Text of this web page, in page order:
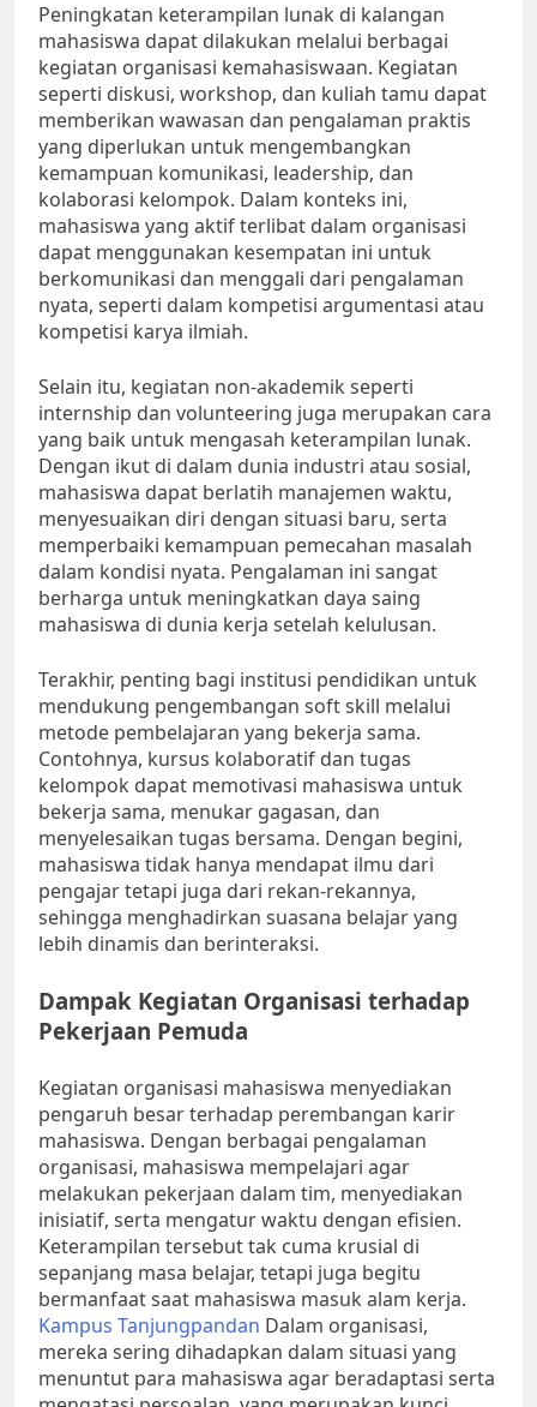
Peningkatan keterampilan lunak di kalangan
mahasiswa dapat dilakukan melalui berbagai
kegiatan organisasi kemahasiswaan. Kegiatan
seperti diskusi, workshop, dan kuliah tamu dapat
memberikan wawasan dan pengalaman praktis
yang diperlukan untuk mengembangkan
kemampuan komunikasi, leadership, dan
kolaborasi kelompok. Dalam konteks ini,
mahasiswa yang aktif terlibat dalam organisasi
dapat menggunakan kesempatan ini untuk
berkomunikasi dan menggali dari pengalaman
nyata, seperti dalam kompetisi argumentasi atau
kompetisi karya ilmiah.
Selain itu, kegiatan non-akademik seperti
internship dan volunteering juga merupakan cara
yang baik untuk mengasah keterampilan lunak.
Dengan ikut di dalam dunia industri atau sosial,
mahasiswa dapat berlatih manajemen waktu,
menyesuaikan diri dengan situasi baru, serta
memperbaiki kemampuan pemecahan masalah
dalam kondisi nyata. Pengalaman ini sangat
berharga untuk meningkatkan daya saing
mahasiswa di dunia kerja setelah kelulusan.
Terakhir, penting bagi institusi pendidikan untuk
mendukung pengembangan soft skill melalui
metode pembelajaran yang bekerja sama.
Contohnya, kursus kolaboratif dan tugas
kelompok dapat memotivasi mahasiswa untuk
bekerja sama, menukar gagasan, dan
menyelesaikan tugas bersama. Dengan begini,
mahasiswa tidak hanya mendapat ilmu dari
pengajar tetapi juga dari rekan-rekannya,
sehingga menghadirkan suasana belajar yang
lebih dinamis dan berinteraksi.
Dampak Kegiatan Organisasi terhadap
Pekerjaan Pemuda
Kegiatan organisasi mahasiswa menyediakan
pengaruh besar terhadap perembangan karir
mahasiswa. Dengan berbagai pengalaman
organisasi, mahasiswa mempelajari agar
melakukan pekerjaan dalam tim, menyediakan
inisiatif, serta mengatur waktu dengan efisien.
Keterampilan tersebut tak cuma krusial di
sepanjang masa belajar, tetapi juga begitu
bermanfaat saat mahasiswa masuk alam kerja.
Kampus Tanjungpandan Dalam organisasi,
mereka sering dihadapkan dalam situasi yang
menuntut para mahasiswa agar beradaptasi serta